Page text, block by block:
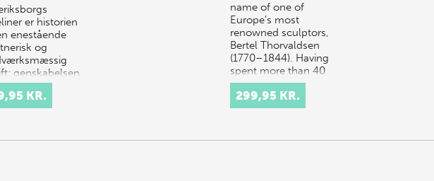
er historien
enestående
og
genskabelsen
4.s
KR.
name of one of
Europe’s most
renowned sculptors,
Bertel Thorvaldsen
(1770–1844). Having
spent more than 40
years work…
299,95 KR.